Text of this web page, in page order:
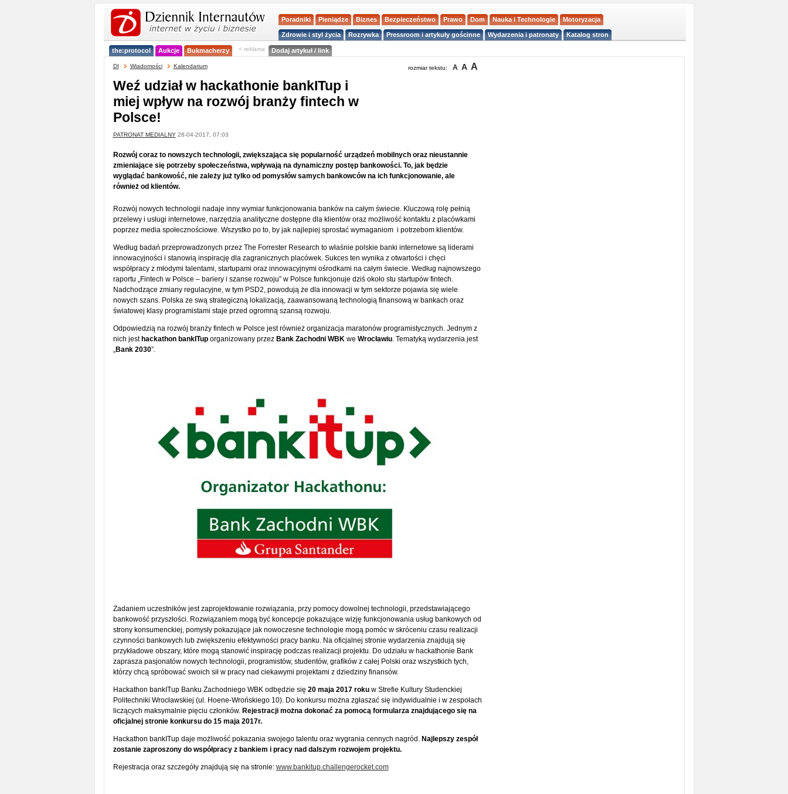
Poradniki Pieniądze Biznes Bezpieczeństwo Prawo Dom Nauka i Technologie Motoryzacja
Zdrowie i styl życia Rozrywka Pressroom i artykuły gościnne Wydarzenia i patronaty Katalog stron
the:protocol Aukcje Bukmacherzy < reklama Dodaj artykuł / link
DI Wiadomości Kalendarium rozmiar tekstu: A A A
Weź udział w hackathonie bankITup i
miej wpływ na rozwój branży fintech w
Polsce!
PATRONAT MEDIALNY28-04-2017, 07:03
Rozwój coraz to nowszych technologii, zwiększająca się popularność urządzeń mobilnych oraz nieustannie
zmieniające się potrzeby społeczeństwa, wpływają na dynamiczny postęp bankowości. To, jak będzie
wyglądać bankowość, nie zależy już tylko od pomysłów samych bankowców na ich funkcjonowanie, ale
również od klientów.
Rozwój nowych technologii nadaje inny wymiar funkcjonowania banków na całym świecie. Kluczową rolę pełnią
przelewy i usługi internetowe, narzędzia analityczne dostępne dla klientów oraz możliwość kontaktu z placówkami
poprzez media społecznościowe. Wszystko po to, by jak najlepiej sprostać wymaganiom i potrzebom klientów.
Według badań przeprowadzonych przez The Forrester Research to właśnie polskie banki internetowe są liderami
innowacyjności i stanowią inspirację dla zagranicznych placówek. Sukces ten wynika z otwartości i chęci
współpracy z młodymi talentami, startupami oraz innowacyjnymi ośrodkami na całym świecie. Według najnowszego
raportu „Fintech w Polsce – bariery i szanse rozwoju” w Polsce funkcjonuje dziś około stu startupów fintech.
Nadchodzące zmiany regulacyjne, w tym PSD2, powodują że dla innowacji w tym sektorze pojawia się wiele
nowych szans. Polska ze swą strategiczną lokalizacją, zaawansowaną technologią finansową w bankach oraz
światowej klasy programistami staje przed ogromną szansą rozwoju.
Odpowiedzią na rozwój branży fintech w Polsce jest również organizacja maratonów programistycznych. Jednym z
nich jest hackathon bankITuporganizowany przez Bank Zachodni WBKwe Wrocławiu. Tematyką wydarzenia jest
„Bank 2030”.
Zadaniem uczestników jest zaprojektowanie rozwiązania, przy pomocy dowolnej technologii, przedstawiającego
bankowość przyszłości. Rozwiązaniem mogą być koncepcje pokazujące wizję funkcjonowania usług bankowych od
strony konsumenckiej, pomysły pokazujące jak nowoczesne technologie mogą pomóc w skróceniu czasu realizacji
czynności bankowych lub zwiększeniu efektywności pracy banku. Na oficjalnej stronie wydarzenia znajdują się
przykładowe obszary, które mogą stanowić inspirację podczas realizacji projektu. Do udziału w hackathonie Bank
zaprasza pasjonatów nowych technologii, programistów, studentów, grafików z całej Polski oraz wszystkich tych,
którzy chcą spróbować swoich sił w pracy nad ciekawymi projektami z dziedziny finansów.
Hackathon bankITup Banku Zachodniego WBK odbędzie się 20 maja 2017 rokuw Strefie Kultury Studenckiej
Politechniki Wrocławskiej (ul. Hoene-Wrońskiego 10). Do konkursu można zgłaszać się indywidualnie i w zespołach
liczących maksymalnie pięciu członków. Rejestracji można dokonać za pomocą formularza znajdującego się na
oficjalnej stronie konkursu do 15 maja 2017r.
Hackathon bankITup daje możliwość pokazania swojego talentu oraz wygrania cennych nagród. Najlepszy zespół
zostanie zaproszony do współpracy z bankiem i pracy nad dalszym rozwojem projektu.
Rejestracja oraz szczegóły znajdują się na stronie: www.bankitup.challengerocket.com